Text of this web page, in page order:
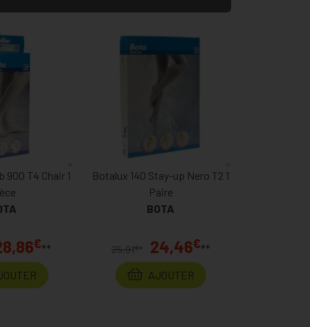
900 T4 Chair 1
€**
Botalux 140 Stay-up Nero T2 1
Paire
BOTA
25,91€ * 24,46€**
AJOUTER